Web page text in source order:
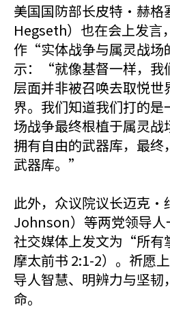
美国国防部长皮特·赫格
Hegseth）也在会上发言
作“实体战争与属灵战
示：“就像基督一样，我
层面并非被召唤去取悦世
界。我们知道我们打的
场战争最终根植于属灵
拥有自由的武器库，最
武器库。”
此外，众议院议长迈克·
Johnson）等两党领导人
社交媒体上发文为“所
摩太前书 2:1-2）。祈愿
导人智慧、明辨力与坚韧
命。